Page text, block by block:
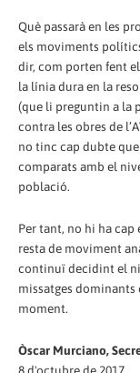
Què passarà en les
els moviments
dir, com porten fent
la línia dura en la
(que li preguntin a la
contra les obres de
no tinc cap dubte que
comparats amb el
població.
Per tant, no hi ha cap
resta de moviment
continuï decidint el
missatges
moment.
Òscar Murciano,